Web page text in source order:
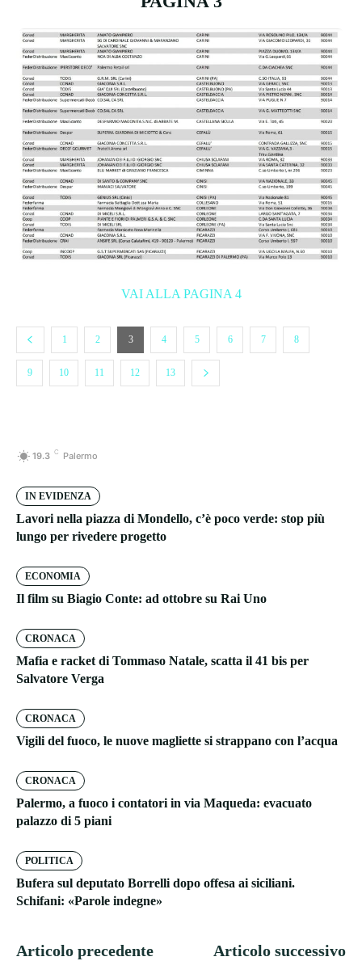
VAI ALLA PAGINA 4
1 2 3 4 5 6 7 8
9 10 11 12 13
19.3 C Palermo
IN EVIDENZA
Lavori nella piazza di Mondello, c’è poco verde: stop più
lungo per rivedere progetto
ECONOMIA
Il film su Biagio Conte: ad ottobre su Rai Uno
CRONACA
Mafia e racket di Tommaso Natale, scatta il 41 bis per
Salvatore Verga
CRONACA
Vigili del fuoco, le nuove magliette si strappano con l’acqua
CRONACA
Palermo, a fuoco i contatori in via Maqueda: evacuato
palazzo di 5 piani
POLITICA
Bufera sul deputato Borrelli dopo offesa ai siciliani.
Schifani: «Parole indegne»
Articolo precedente Articolo successivo